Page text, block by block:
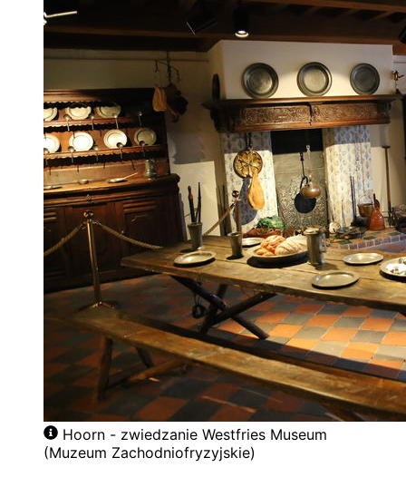
Hoorn - zwiedzanie Westfries Museum
(Muzeum Zachodniofryzyjskie)